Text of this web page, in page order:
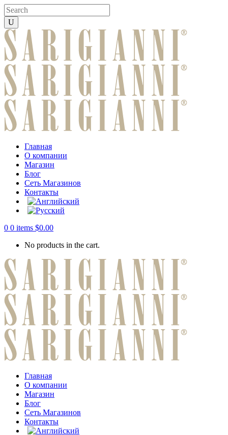
Главная
О компании
Магазин
Блог
Сеть Магазинов
Контакты
0 0 items $0.00
No products in the cart.
Главная
О компании
Магазин
Блог
Сеть Магазинов
Контакты